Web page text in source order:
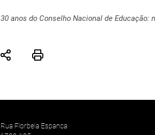
30 anos do Conselho Nacional de
Rua Florbela Espanca